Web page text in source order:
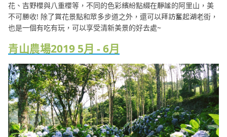
花、吉野櫻與八重櫻等，不同的色彩繽紛點綴在靜謐的阿里山，美
不可勝收! 除了賞花景點和眾多步道之外，還可以拜訪奮起湖老街，
也是一個有吃有玩，可以享受清新美景的好去處~
青山農場2019 5月 - 6月